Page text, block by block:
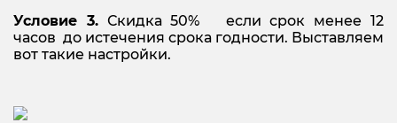
Условие 3.Скидка 50% если срок менее 12
часов до истечения срока годности. Выставляем
вот такие настройки.